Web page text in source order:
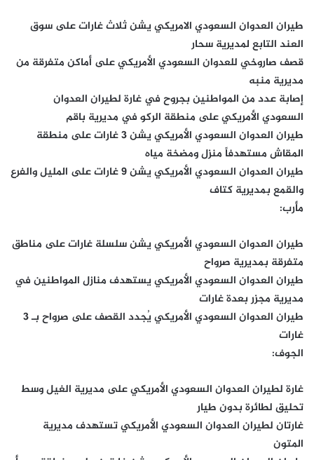
طيران العدوان السعودي الامريكي يشن ثلاث غارات على سوق
العند التابع لمديرية سحار
قصف صاروخي للعدوان السعودي الأمريكي على أماكن متفرقة من
مديرية منبه
إصابة عدد من المواطنين بجروح في غارة لطيران العدوان
السعودي الأمريكي على منطقة الركو في مديرية باقم
طيران العدوان السعودي الأمريكي يشن 3 غارات على منطقة
المقاش مستهدفاً منزل ومضخة مياه
طيران العدوان السعودي الأمريكي يشن 9 غارات على المليل والفرع
والقمع بمديرية كتاف
مأرب:
طيران العدوان السعودي الأمريكي يشن سلسلة غارات على مناطق
متفرقة بمديرية صرواح
طيران العدوان السعودي الأمريكي يستهدف منازل المواطنين في
مديرية مجزر بعدة غارات
طيران العدوان السعودي الأمريكي يُجدد القصف على صرواح بـ 3
غارات
الجوف:
غارة لطيران العدوان السعودي الأمريكي على مديرية الغيل وسط
تحليق لطائرة بدون طيار
غارتان لطيران العدوان السعودي الأمريكي تستهدف مديرية
المتون